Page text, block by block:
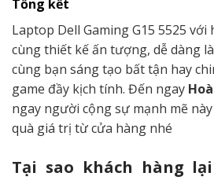
Tổng kết
Laptop Dell Gaming G15 5525
cùng thiết kế ấn tượng, dễ dàng
cùng bạn sáng tạo bất tận hay
game đầy kịch tính. Đến ngay
ngay người cộng sự mạnh mẽ
quà giá trị từ cửa hàng nhé
Tại sao khách hàng